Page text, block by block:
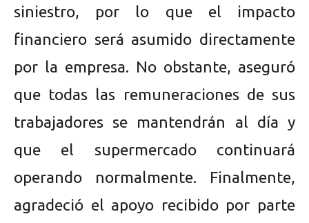
siniestro, por lo que el impacto
financiero será asumido directamente
por la empresa. No obstante, aseguró
que todas las remuneraciones de sus
trabajadores se mantendrán al día y
que el supermercado continuará
operando normalmente. Finalmente,
agradeció el apoyo recibido por parte